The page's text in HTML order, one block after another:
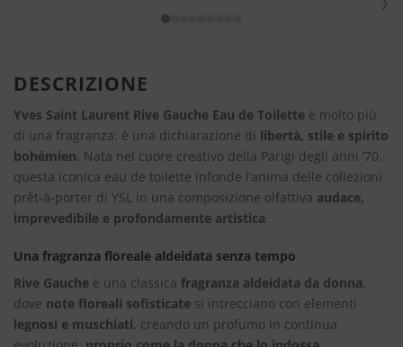
DESCRIZIONE
Yves Saint Laurent Rive Gauche Eau de Toilette è molto più
di una fragranza: è una dichiarazione di libertà, stile e spirito
bohémien. Nata nel cuore creativo della Parigi degli anni ’70,
questa iconica eau de toilette infonde l’anima delle collezioni
prêt-à-porter di YSL in una composizione olfattiva audace,
imprevedibile e profondamente artistica.
Una fragranza floreale aldeidata senza tempo
Rive Gauche è una classica fragranza aldeidata da donna,
dove note floreali sofisticate si intrecciano con elementi
legnosi e muschiati, creando un profumo in continua